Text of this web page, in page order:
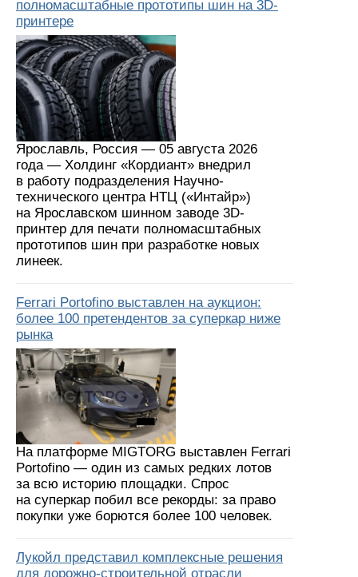
полномасштабные прототипы шин на 3D-
принтере
Ярославль, Россия — 05 августа 2026
года — Холдинг «Кордиант» внедрил
в работу подразделения Научно-
технического центра НТЦ («Интайр»)
на Ярославском шинном заводе 3D-
принтер для печати полномасштабных
прототипов шин при разработке новых
линеек.
Ferrari Portofino выставлен на аукцион:
более 100 претендентов за суперкар ниже
рынка
На платформе MIGTORG выставлен Ferrari
Portofino — один из самых редких лотов
за всю историю площадки. Спрос
на суперкар побил все рекорды: за право
покупки уже борются более 100 человек.
Лукойл представил комплексные решения
для дорожно-строительной отрасли